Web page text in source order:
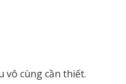
vô cùng cần thiết.